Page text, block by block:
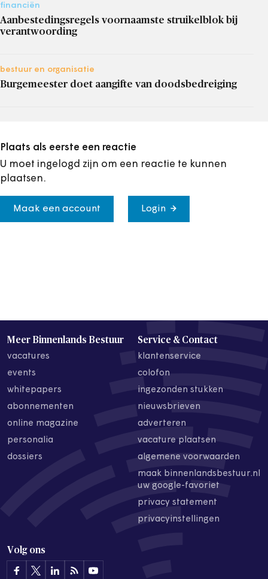
financiën
Aanbestedingsregels voornaamste struikelblok bij
verantwoording
bestuur en organisatie
Burgemeester doet aangifte van doodsbedreiging
Plaats als eerste een reactie
U moet ingelogd zijn om een reactie te kunnen
plaatsen.
Maak een account Login
Meer Binnenlands Bestuur
vacatures
events
whitepapers
abonnementen
online magazine
personalia
dossiers
Service & Contact
klantenservice
colofon
ingezonden stukken
nieuwsbrieven
adverteren
vacature plaatsen
algemene voorwaarden
maak binnenlandsbestuur.nl
uw google-favoriet
privacy statement
privacyinstellingen
Volg ons